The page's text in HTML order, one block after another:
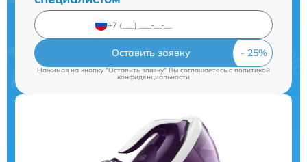
Оставить заявку
Нажимая на кнопку "Оставить заявку" Вы соглашаетесь c политикой
конфиденциальности